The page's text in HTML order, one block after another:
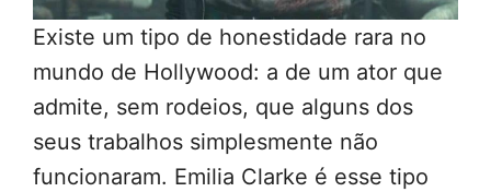
Existe um tipo de honestidade rara no
mundo de Hollywood: a de um ator que
admite, sem rodeios, que alguns dos
seus trabalhos simplesmente não
funcionaram. Emilia Clarke é esse tipo